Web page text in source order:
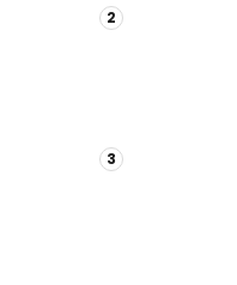
p
l